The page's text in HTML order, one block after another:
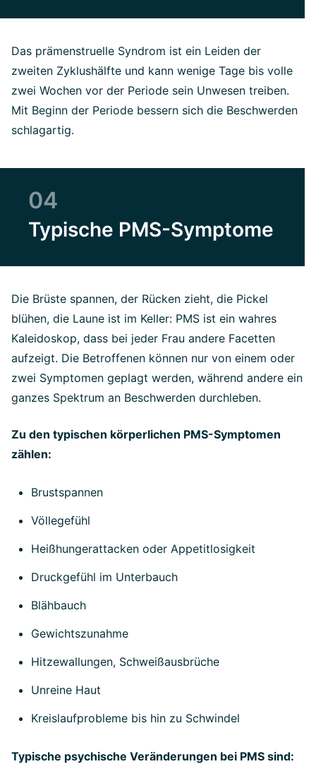
Das prämenstruelle Syndrom ist ein Leiden der
zweiten Zyklushälfte und kann wenige Tage bis volle
zwei Wochen vor der Periode sein Unwesen treiben.
Mit Beginn der Periode bessern sich die Beschwerden
schlagartig.
04
Typische PMS-Symptome
Die Brüste spannen, der Rücken zieht, die Pickel
blühen, die Laune ist im Keller: PMS ist ein wahres
Kaleidoskop, dass bei jeder Frau andere Facetten
aufzeigt. Die Betroffenen können nur von einem oder
zwei Symptomen geplagt werden, während andere ein
ganzes Spektrum an Beschwerden durchleben.
Zu den typischen körperlichen PMS-Symptomen
zählen:
Brustspannen
Völlegefühl
Heißhungerattacken oder Appetitlosigkeit
Druckgefühl im Unterbauch
Blähbauch
Gewichtszunahme
Hitzewallungen, Schweißausbrüche
Unreine Haut
Kreislaufprobleme bis hin zu Schwindel
Typische psychische Veränderungen bei PMS sind: